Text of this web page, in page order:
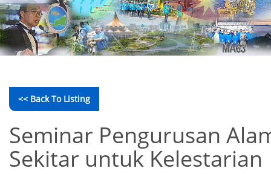
<< Back To Listing
Seminar Pengurusan
Sekitar untuk Kelestarian